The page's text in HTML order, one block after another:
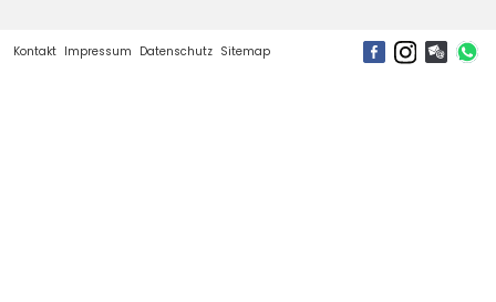
Kontakt Impressum Datenschutz Sitemap